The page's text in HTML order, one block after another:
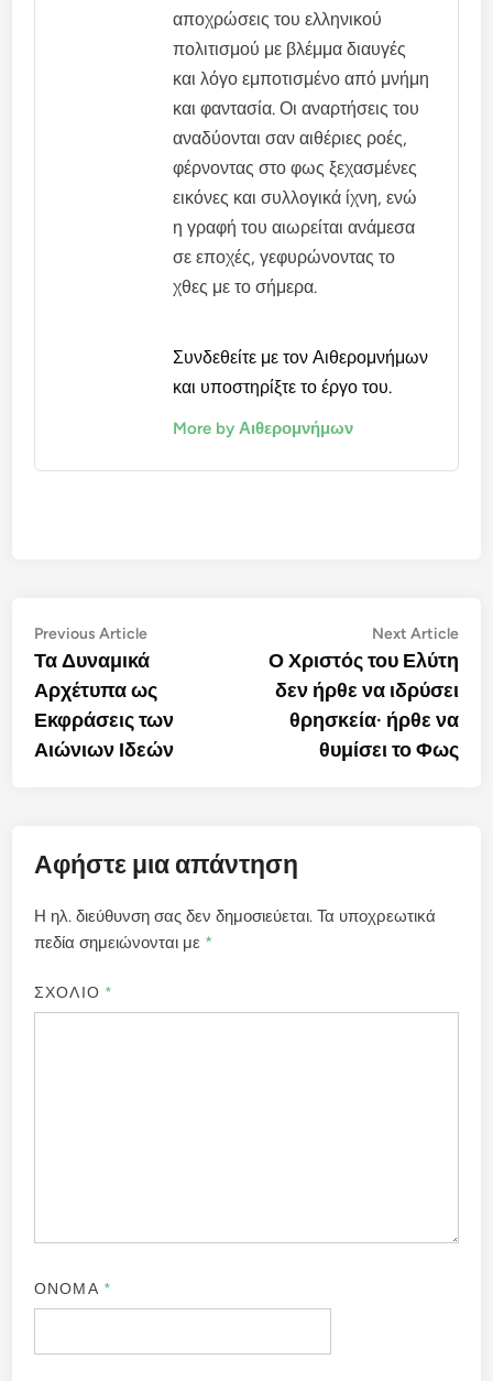
αποχρώσεις του ελληνικού
πολιτισμού με βλέμμα διαυγές
και λόγο εμποτισμένο από μνήμη
και φαντασία. Οι αναρτήσεις του
αναδύονται σαν αιθέριες ροές,
φέρνοντας στο φως ξεχασμένες
εικόνες και συλλογικά ίχνη, ενώ
η γραφή του αιωρείται ανάμεσα
σε εποχές, γεφυρώνοντας το
χθες με το σήμερα.
Συνδεθείτε με τον Αιθερομνήμων
και υποστηρίξτε το έργο του.
More by Αιθερομνήμων
Πλοήγηση
άρθρων
Previous ArticlePrevious
article:
Τα Δυναμικά
Αρχέτυπα ως
Εκφράσεις των
Αιώνιων Ιδεών
Next Article
Ο Χριστός του Ελύτη
δεν ήρθε να ιδρύσει
θρησκεία· ήρθε να
θυμίσει το Φως
Αφήστε μια απάντηση
Η ηλ. διεύθυνση σας δεν δημοσιεύεται. Τα υποχρεωτικά
πεδία σημειώνονται με *
ΣΧΟΛΙΟ *
ΟΝΟΜΑ *